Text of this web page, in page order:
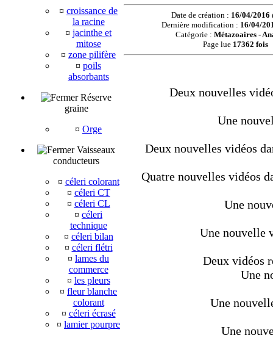
¤ croissance de
la racine
¤ jacinthe et
mitose
¤ zone pilifère
¤ poils
absorbants
Réserve
graine
¤ Orge
Vaisseaux
conducteurs
¤ céleri colorant
¤ céleri CT
¤ céleri CL
¤ céleri
technique
¤ céleri bilan
¤ céleri flétri
¤ lames du
commerce
¤ les pleurs
¤ fleur blanche
colorant
¤ céleri écrasé
¤ lamier pourpre
Date de création : 16/04/2016
Dernière modification : 16/04/
Catégorie :Métazoaires -
Page lue 17362 fois
Deux nouvelles
Une
Deux nouvelles vidéos
Quatre nouvelles vidéos
Une
Une nouvelle
Deux vidéos
Une
Une
Une